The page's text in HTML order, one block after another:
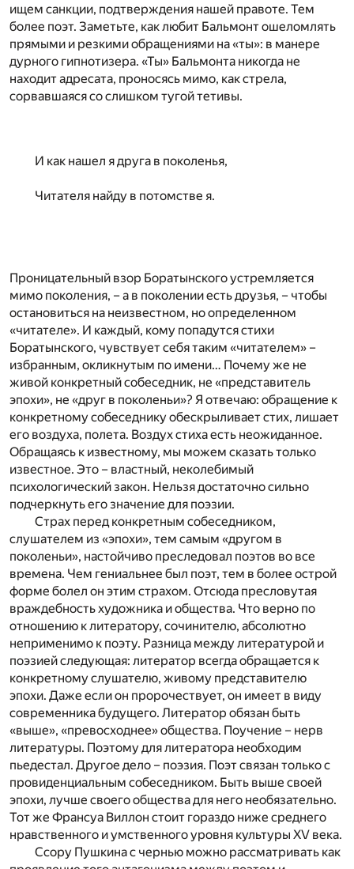
ищем санкции, подтверждения нашей правоте. Тем
более поэт. Заметьте, как любит Бальмонт ошеломлять
прямыми и резкими обращениями на «ты»: в манере
дурного гипнотизера. «Ты» Бальмонта никогда не
находит адресата, проносясь мимо, как стрела,
сорвавшаяся со слишком тугой тетивы.
И как нашел я друга в поколенья,
Читателя найду в потомстве я.
Проницательный взор Боратынского устремляется
мимо поколения, – а в поколении есть друзья, – чтобы
остановиться на неизвестном, но определенном
«читателе». И каждый, кому попадутся стихи
Боратынского, чувствует себя таким «читателем» –
избранным, окликнутым по имени… Почему же не
живой конкретный собеседник, не «представитель
эпохи», не «друг в поколеньи»? Я отвечаю: обращение к
конкретному собеседнику обескрыливает стих, лишает
его воздуха, полета. Воздух стиха есть неожиданное.
Обращаясь к известному, мы можем сказать только
известное. Это – властный, неколебимый
психологический закон. Нельзя достаточно сильно
подчеркнуть его значение для поэзии.
Страх перед конкретным собеседником,
слушателем из «эпохи», тем самым «другом в
поколеньи», настойчиво преследовал поэтов во все
времена. Чем гениальнее был поэт, тем в более острой
форме болел он этим страхом. Отсюда пресловутая
враждебность художника и общества. Что верно по
отношению к литератору, сочинителю, абсолютно
неприменимо к поэту. Разница между литературой и
поэзией следующая: литератор всегда обращается к
конкретному слушателю, живому представителю
эпохи. Даже если он пророчествует, он имеет в виду
современника будущего. Литератор обязан быть
«выше», «превосходнее» общества. Поучение – нерв
литературы. Поэтому для литератора необходим
пьедестал. Другое дело – поэзия. Поэт связан только с
провиденциальным собеседником. Быть выше своей
эпохи, лучше своего общества для него необязательно.
Тот же Франсуа Виллон стоит гораздо ниже среднего
нравственного и умственного уровня культуры XV века.
Ссору Пушкина с чернью можно рассматривать как